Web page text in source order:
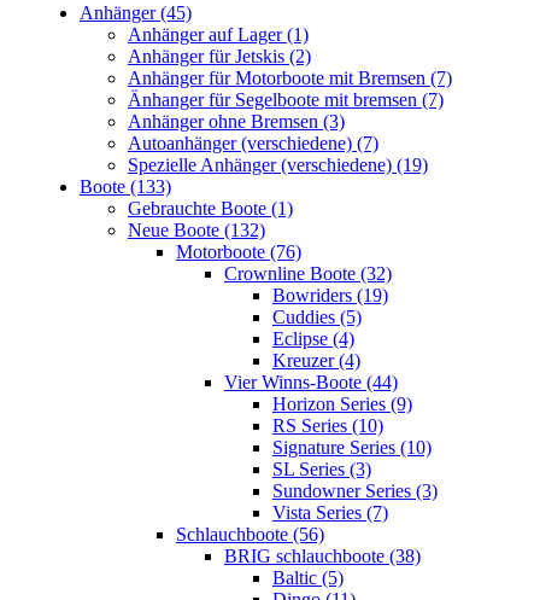
Anhänger (45)
Anhänger auf Lager (1)
Anhänger für Jetskis (2)
Anhänger für Motorboote mit Bremsen (7)
Änhanger für Segelboote mit bremsen (7)
Anhänger ohne Bremsen (3)
Autoanhänger (verschiedene) (7)
Spezielle Anhänger (verschiedene) (19)
Boote (133)
Gebrauchte Boote (1)
Neue Boote (132)
Motorboote (76)
Crownline Boote (32)
Bowriders (19)
Cuddies (5)
Eclipse (4)
Kreuzer (4)
Vier Winns-Boote (44)
Horizon Series (9)
RS Series (10)
Signature Series (10)
SL Series (3)
Sundowner Series (3)
Vista Series (7)
Schlauchboote (56)
BRIG schlauchboote (38)
Baltic (5)